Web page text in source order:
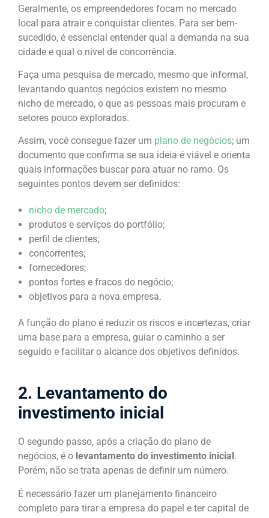
Geralmente, os empreendedores focam no mercado
local para atrair e conquistar clientes. Para ser bem-
sucedido, é essencial entender qual a demanda na sua
cidade e qual o nível de concorrência.
Faça uma pesquisa de mercado, mesmo que informal,
levantando quantos negócios existem no mesmo
nicho de mercado, o que as pessoas mais procuram e
setores pouco explorados.
Assim, você consegue fazer um plano de negócios; um
documento que confirma se sua ideia é viável e orienta
quais informações buscar para atuar no ramo. Os
seguintes pontos devem ser definidos:
nicho de mercado;
produtos e serviços do portfólio;
perfil de clientes;
concorrentes;
fornecedores;
pontos fortes e fracos do negócio;
objetivos para a nova empresa.
A função do plano é reduzir os riscos e incertezas, criar
uma base para a empresa, guiar o caminho a ser
seguido e facilitar o alcance dos objetivos definidos.
2. Levantamento do
investimento inicial
O segundo passo, após a criação do plano de
negócios, é o levantamento do investimento inicial .
Porém, não se trata apenas de definir um número.
É necessário fazer um planejamento financeiro
completo para tirar a empresa do papel e ter capital de